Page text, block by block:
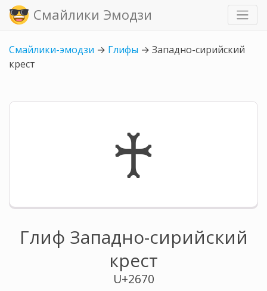
Смайлики Эмодзи
Смайлики-эмодзи → Глифы → Западно-сирийский
крест
♰
Глиф Западно-сирийский
крест
U+2670